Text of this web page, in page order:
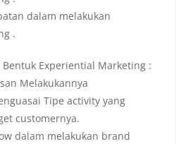
dalam melakukan
.
Bentuk Experiential Marketing :
Melakukannya
Tipe activity yang
customernya.
dalam melakukan brand